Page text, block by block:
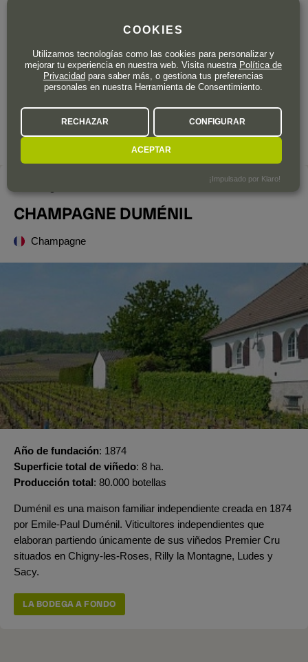
Effectively a Blanc de Noirs, made entirely from red-skinned
wine was aged for five years on its lees before release, giving
it a rich, full character that is just right. With maturing ripe
white-fruit flavors, the wine is ready to drink. - Roger Voss
CHAMPAGNE DUMÉNIL
Champagne
Año de fundación 1874
Superficie total de viñedo 8 ha.
Producción total 80.000 botellas
Duménil es una maison familiar independiente creada en 1874
por Emile-Paul Duménil. Viticultores independientes que
elaboran partiendo únicamente de sus viñedos Premier Cru
situados en Chigny-les-Roses, Rilly la Montagne, Ludes y
Sacy.
LA BODEGA A FONDO
COOKIES
Utilizamos tecnologías como las cookies para personalizar y
mejorar tu experiencia en nuestra web. Visita nuestra Política de
Privacidadpara saber más, o gestiona tus preferencias
personales en nuestra Herramienta de Consentimiento.
RECHAZAR CONFIGURAR
ACEPTAR
¡Impulsado por Klaro!